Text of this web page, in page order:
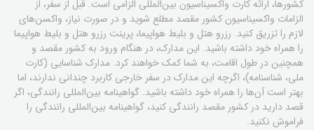
کشورها، ارائه کارت واکسیناسیون بین‌المللی الزامی است. قبل از سفر، از
الزامات واکسیناسیون کشور مقصد مطلع شوید و در صورت نیاز، واکسن‌های
لازم را تزریق کنید. رزرو هتل و بلیط هواپیما، پرینت رزرو هتل و بلیط هواپیما
را همراه خود داشته باشید. این مدارک، در هنگام ورود به کشور مقصد و
همچنین در طول اقامت، به شما کمک خواهند کرد. مدارک شناسایی (کارت
ملی، شناسنامه)، اگرچه این مدارک در سفر خارجی کاربرد چندانی ندارند، اما
بهتر است آن‌ها را همراه خود داشته باشید. گواهینامه بین‌المللی رانندگی، اگر
قصد دارید در کشور مقصد رانندگی کنید، گواهینامه بین‌المللی رانندگی را
فراموش نکنید.